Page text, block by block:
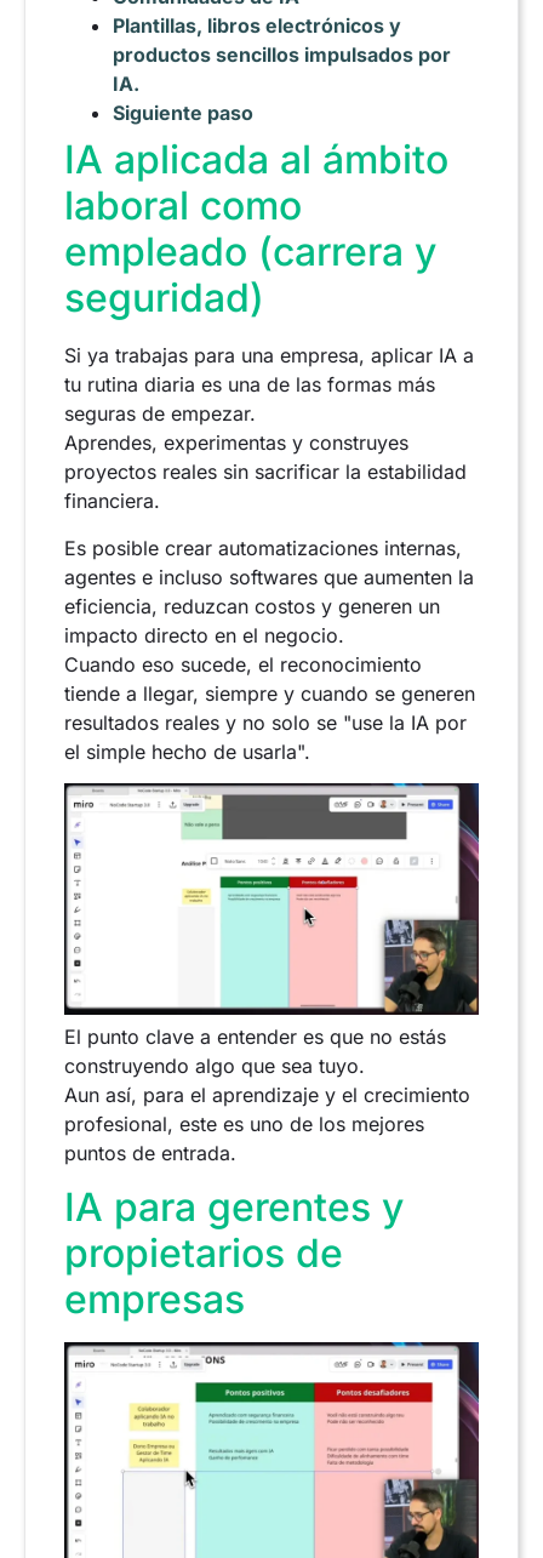
Plantillas, libros electrónicos y
productos sencillos impulsados por
IA.
Siguiente paso
IA aplicada al ámbito
laboral como
empleado (carrera y
seguridad)
Si ya trabajas para una empresa, aplicar IA a
tu rutina diaria es una de las formas más
seguras de empezar.
Aprendes, experimentas y construyes
proyectos reales sin sacrificar la estabilidad
financiera.
Es posible crear automatizaciones internas,
agentes e incluso softwares que aumenten la
eficiencia, reduzcan costos y generen un
impacto directo en el negocio.
Cuando eso sucede, el reconocimiento
tiende a llegar, siempre y cuando se generen
resultados reales y no solo se "use la IA por
el simple hecho de usarla".
El punto clave a entender es que no estás
construyendo algo que sea tuyo.
Aun así, para el aprendizaje y el crecimiento
profesional, este es uno de los mejores
puntos de entrada.
IA para gerentes y
propietarios de
empresas